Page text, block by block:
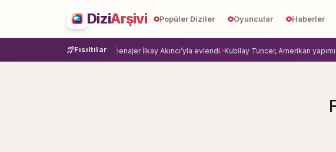
DiziArşivi Popüler Diziler Oyuncular Haberler
Fısıltılar
Damla Sönmez, menajer İlkay Akıncı’yla evlendi. Kubilay Tuncer, Amerikan yapımı